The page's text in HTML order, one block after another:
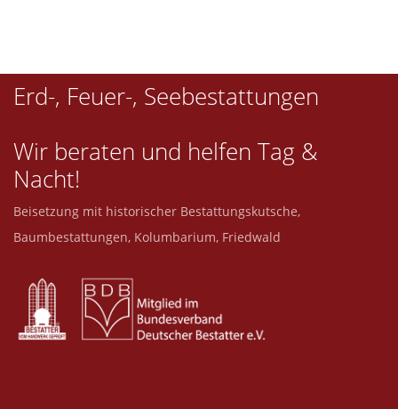
Erd-, Feuer-, Seebestattungen
Wir beraten und helfen Tag &
Nacht!
Beisetzung mit historischer Bestattungskutsche,
Baumbestattungen, Kolumbarium, Friedwald